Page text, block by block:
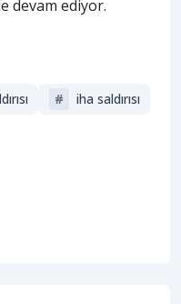
devam ediyor.
#
iha saldırısı